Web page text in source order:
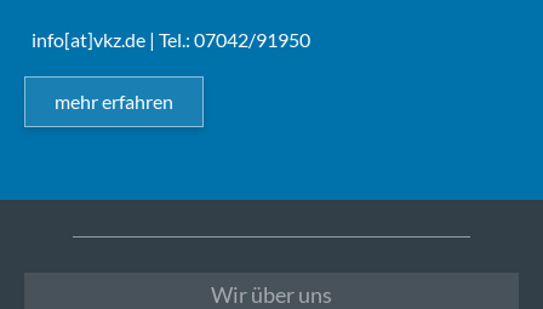
info[at]vkz.de | Tel.: 07042/91950
mehr erfahren
Wir über uns